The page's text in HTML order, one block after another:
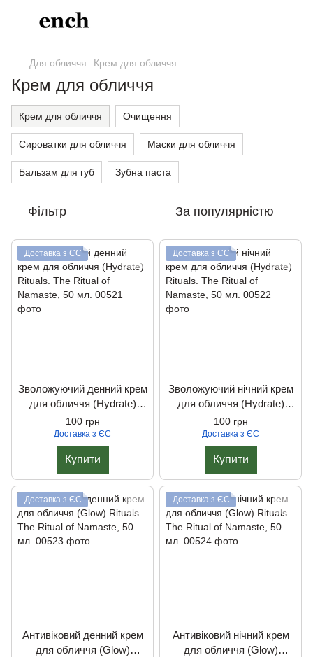
Для обличчя Крем для обличчя
Крем для обличчя
Крем для обличчя Очищення
Сироватки для обличчя Маски для обличчя
Бальзам для губ Зубна паста
Фільтр За популярністю
Доставка з ЄС
Зволожуючий денний крем
для обличчя (Hydrate)
Rituals. The Ritual of
Namaste, 50 мл.
100 грн
Доставка з ЄС
Купити
Доставка з ЄС
Зволожуючий нічний крем
для обличчя (Hydrate)
Rituals. The Ritual of
Namaste, 50 мл.
100 грн
Доставка з ЄС
Купити
Доставка з ЄС
Антивіковий денний крем
для обличчя (Glow)
Доставка з ЄС
Антивіковий нічний крем
для обличчя (Glow)